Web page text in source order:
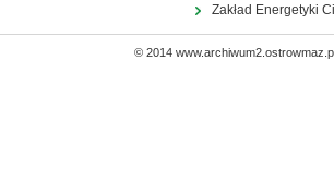
Zakład Energetyki
© 2014